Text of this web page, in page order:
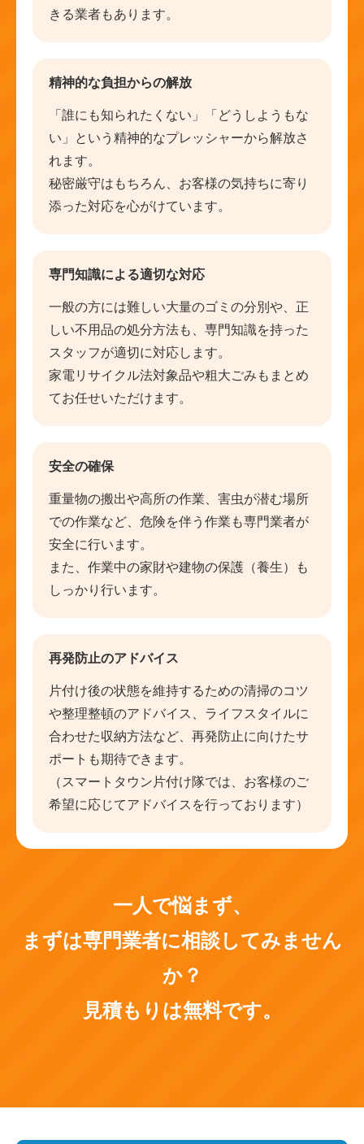
きる業者もあります。
精神的な負担からの解放
「誰にも知られたくない」「どうしようもな
い」という精神的なプレッシャーから解放さ
れます。
秘密厳守はもちろん、お客様の気持ちに寄り
添った対応を心がけています。
専門知識による適切な対応
一般の方には難しい大量のゴミの分別や、正
しい不用品の処分方法も、専門知識を持った
スタッフが適切に対応します。
家電リサイクル法対象品や粗大ごみもまとめ
てお任せいただけます。
安全の確保
重量物の搬出や高所の作業、害虫が潜む場所
での作業など、危険を伴う作業も専門業者が
安全に行います。
また、作業中の家財や建物の保護（養生）も
しっかり行います。
再発防止のアドバイス
片付け後の状態を維持するための清掃のコツ
や整理整頓のアドバイス、ライフスタイルに
合わせた収納方法など、再発防止に向けたサ
ポートも期待できます。
（スマートタウン片付け隊では、お客様のご
希望に応じてアドバイスを行っております）
一人で悩まず、
まずは専門業者に相談してみません
か？
見積もりは無料です。